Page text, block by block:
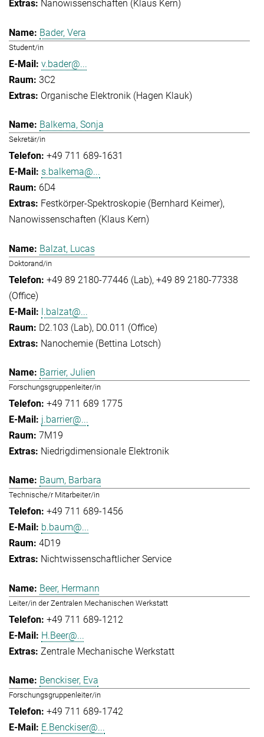
Nanowissenschaften (Klaus Kern)
Bader, Vera
Student/in
v.bader@...
3C2
Organische Elektronik (Hagen Klauk)
Balkema, Sonja
Sekretär/in
+49 711 689-1631
s.balkema@...
6D4
Festkörper-Spektroskopie (Bernhard Keimer)
Nanowissenschaften (Klaus Kern)
Balzat, Lucas
Doktorand/in
+49 89 2180-77446 (Lab) +49 89 2180-77338
(Office)
l.balzat@...
D2.103 (Lab), D0.011 (Office)
Nanochemie (Bettina Lotsch)
Barrier, Julien
Forschungsgruppenleiter/in
+49 711 689 1775
j.barrier@...
7M19
Niedrigdimensionale Elektronik
Baum, Barbara
Technische/r Mitarbeiter/in
+49 711 689-1456
b.baum@...
4D19
Nichtwissenschaftlicher Service
Beer, Hermann
Leiter/in der Zentralen Mechanischen Werkstatt
+49 711 689-1212
H.Beer@...
Zentrale Mechanische Werkstatt
Benckiser, Eva
Forschungsgruppenleiter/in
+49 711 689-1742
E.Benckiser@...